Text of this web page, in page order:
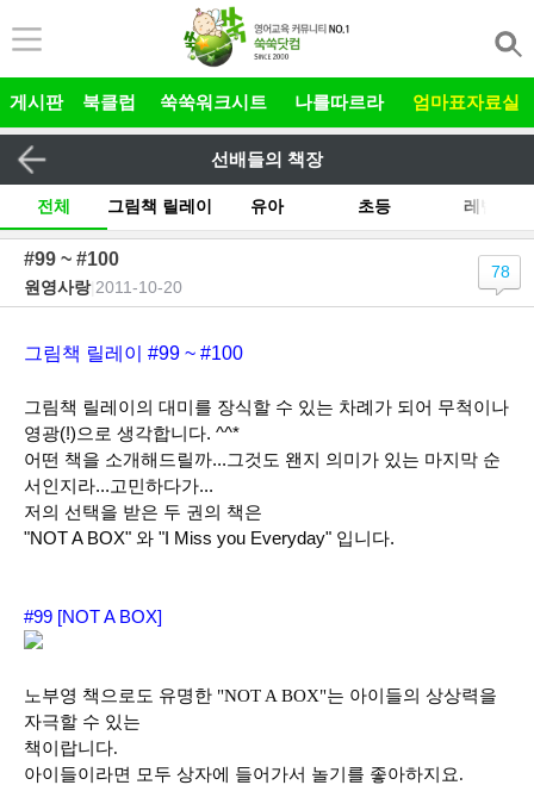
게시판 북클럽 쑥쑥워크시트 나를따르라 엄마표자료실
선배들의 책장
전체 그림책 릴레이 유아 초등 레벨
#99 ~ #100
원영사랑| 2011-10-20
78
그림책 릴레이 #99 ~ #100
그림책 릴레이의 대미를 장식할 수 있는 차례가 되어 무척이나
영광(!)으로 생각합니다. ^^*
어떤 책을 소개해드릴까...그것도 왠지 의미가 있는 마지막 순
서인지라...고민하다가...
저의 선택을 받은 두 권의 책은
"NOT A BOX" 와 "I Miss you Everyday" 입니다.
#99 [NOT A BOX]
노부영 책으로도 유명한 "NOT A BOX"는 아이들의 상상력을
자극할 수 있는
책이랍니다.
아이들이라면 모두 상자에 들어가서 놀기를 좋아하지요.